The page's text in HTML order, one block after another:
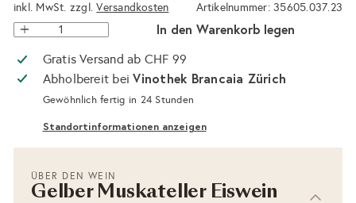
inkl. MwSt. zzgl.Versandkosten Artikelnummer: 35605.037.23
In den Warenkorb legen
Gratis Versand ab CHF 99
Abholbereit beiVinothek Brancaia Zürich
Gewöhnlich fertig in 24 Stunden
Standortinformationen anzeigen
ÜBER DEN WEIN
Gelber Muskateller Eiswein